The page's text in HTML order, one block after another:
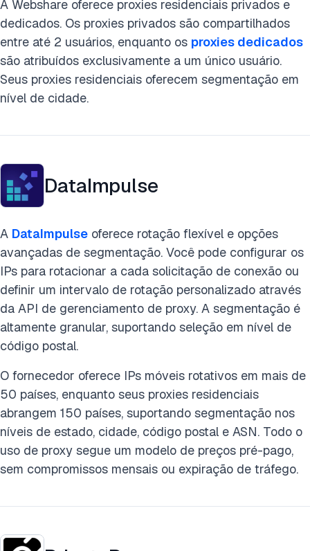
A Webshare oferece proxies residenciais privados e
dedicados. Os proxies privados são compartilhados
entre até 2 usuários, enquanto os proxies dedicados
são atribuídos exclusivamente a um único usuário.
Seus proxies residenciais oferecem segmentação em
nível de cidade.
DataImpulse
A DataImpulse oferece rotação flexível e opções
avançadas de segmentação. Você pode configurar os
IPs para rotacionar a cada solicitação de conexão ou
definir um intervalo de rotação personalizado através
da API de gerenciamento de proxy. A segmentação é
altamente granular, suportando seleção em nível de
código postal.
O fornecedor oferece IPs móveis rotativos em mais de
50 países, enquanto seus proxies residenciais
abrangem 150 países, suportando segmentação nos
níveis de estado, cidade, código postal e ASN. Todo o
uso de proxy segue um modelo de preços pré-pago,
sem compromissos mensais ou expiração de tráfego.